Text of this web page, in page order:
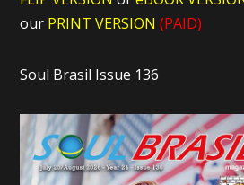
our PRINT VERSION (PAID)
Soul Brasil Issue 136